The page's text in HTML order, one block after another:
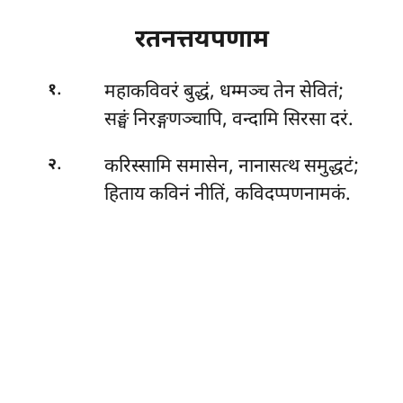
रतनत्तयपणाम
१. महाकविवरंबुद्धं, धम्मञ्च तेन सेवितं;
सङ्घं निरङ्गणञ्चापि, वन्दामि सिरसा दरं.
२.
करिस्सामि समासेन, नानासत्थ समुद्धटं;
हिताय कविनं नीतिं, कविदप्पणनामकं.